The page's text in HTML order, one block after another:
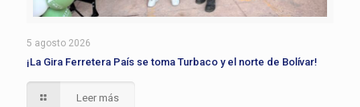
5 agosto 2026
¡La Gira Ferretera País se toma Turbaco y el norte de Bolívar!
Leer más